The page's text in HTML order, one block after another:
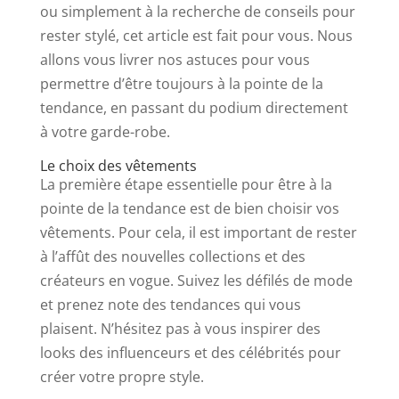
ou simplement à la recherche de conseils pour
rester stylé, cet article est fait pour vous. Nous
allons vous livrer nos astuces pour vous
permettre d’être toujours à la pointe de la
tendance, en passant du podium directement
à votre garde-robe.
Le choix des vêtements
La première étape essentielle pour être à la
pointe de la tendance est de bien choisir vos
vêtements. Pour cela, il est important de rester
à l’affût des nouvelles collections et des
créateurs en vogue. Suivez les défilés de mode
et prenez note des tendances qui vous
plaisent. N’hésitez pas à vous inspirer des
looks des influenceurs et des célébrités pour
créer votre propre style.